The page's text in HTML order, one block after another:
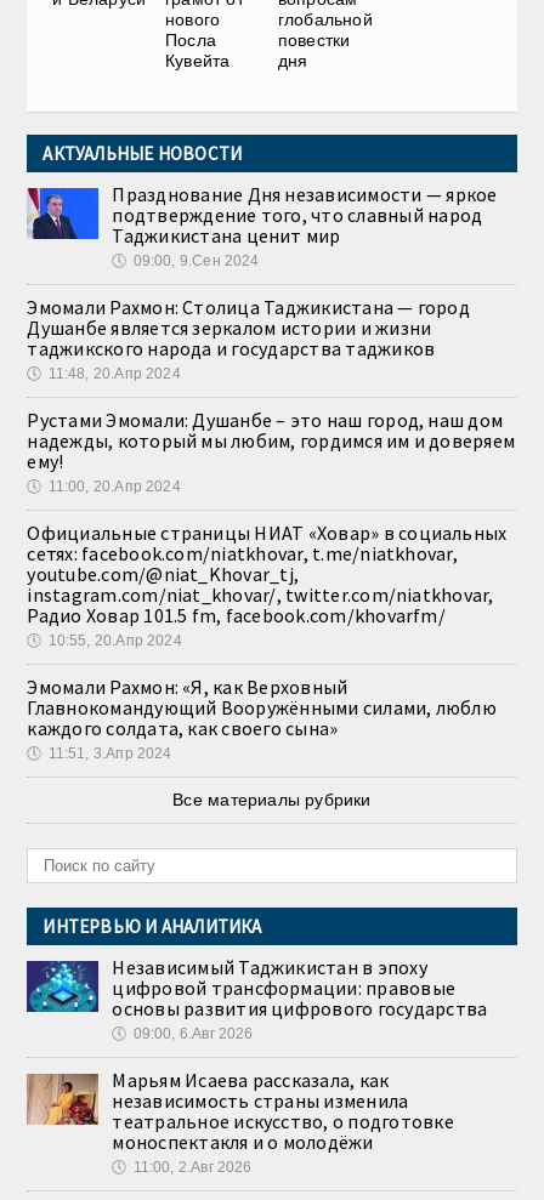
нового
Посла
Кувейта
глобальной
повестки
дня
АКТУАЛЬНЫЕ НОВОСТИ
Празднование Дня независимости — яркое
подтверждение того, что славный народ
Таджикистана ценит мир
🕔 09:00, 9.Сен 2024
Эмомали Рахмон: Столица Таджикистана — город
Душанбе является зеркалом истории и жизни
таджикского народа и государства таджиков
🕔 11:48, 20.Апр 2024
Рустами Эмомали: Душанбе – это наш город, наш дом
надежды, который мы любим, гордимся им и доверяем
ему!
🕔 11:00, 20.Апр 2024
Официальные страницы НИАТ «Ховар» в социальных
сетях: facebook.com/niatkhovar, t.me/niatkhovar,
youtube.com/@niat_Khovar_tj,
instagram.com/niat_khovar/, twitter.com/niatkhovar,
Радио Ховар 101.5 fm, facebook.com/khovarfm/
🕔 10:55, 20.Апр 2024
Эмомали Рахмон: «Я, как Верховный
Главнокомандующий Вооружёнными силами, люблю
каждого солдата, как своего сына»
🕔 11:51, 3.Апр 2024
Все материалы рубрики
ИНТЕРВЬЮ И АНАЛИТИКА
Независимый Таджикистан в эпоху
цифровой трансформации: правовые
основы развития цифрового государства
🕔 09:00, 6.Авг 2026
Марьям Исаева рассказала, как
независимость страны изменила
театральное искусство, о подготовке
моноспектакля и о молодёжи
🕔 11:00, 2.Авг 2026